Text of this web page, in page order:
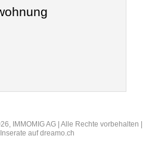
IMMOMIG AG | Alle Rechte vorbehalten |
aufdreamo.ch